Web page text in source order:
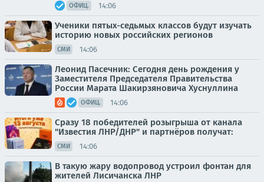
ОФИЦ. 14:06
Ученики пятых-седьмых классов будут изучать
историю новых российских регионов
СМИ 14:06
Леонид Пасечник: Сегодня день рождения у
Заместителя Председателя Правительства
России Марата Шакирзяновича Хуснуллина
ОФИЦ. 14:06
Сразу 18 победителей розыгрыша от канала
"Известия ЛНР/ДНР" и партнёров получат:
СМИ 14:06
В такую жару водопровод устроил фонтан для
жителей Лисичанска ЛНР